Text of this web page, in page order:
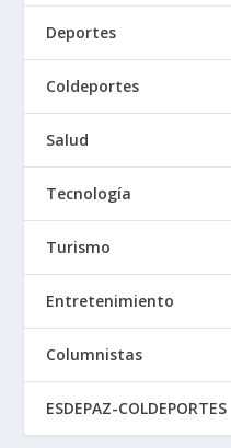
Deportes
Coldeportes
Salud
Tecnología
Turismo
Entretenimiento
Columnistas
ESDEPAZ-COLDEPORTES